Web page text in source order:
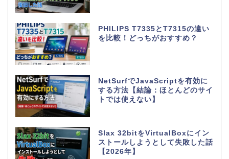
PHILIPS T7335とT7315の違い
を比較！どっちがおすすめ？
NetSurfでJavaScriptを有効に
する方法【結論：ほとんどのサイ
トでは使えない】
Slax 32bitをVirtualBoxにイン
ストールしようとして失敗した話
【2026年】